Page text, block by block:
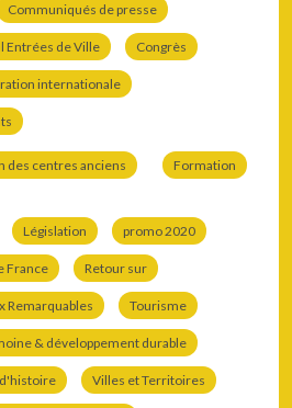
Communiqués de presse
Entrées de Ville Congrès
internationale
des centres anciens Formation
Législation promo 2020
France Retour sur
Remarquables Tourisme
& développement durable
Villes et Territoires